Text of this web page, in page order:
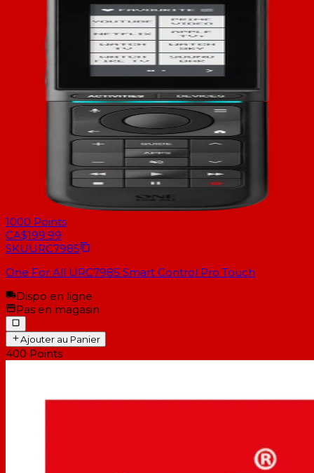
1000 Points
CA$199.99
SKUURC7985
One For All URC7985 Smart Control Pro Touch
Dispo en ligne
Pas en magasin
Ajouter au Panier
400 Points